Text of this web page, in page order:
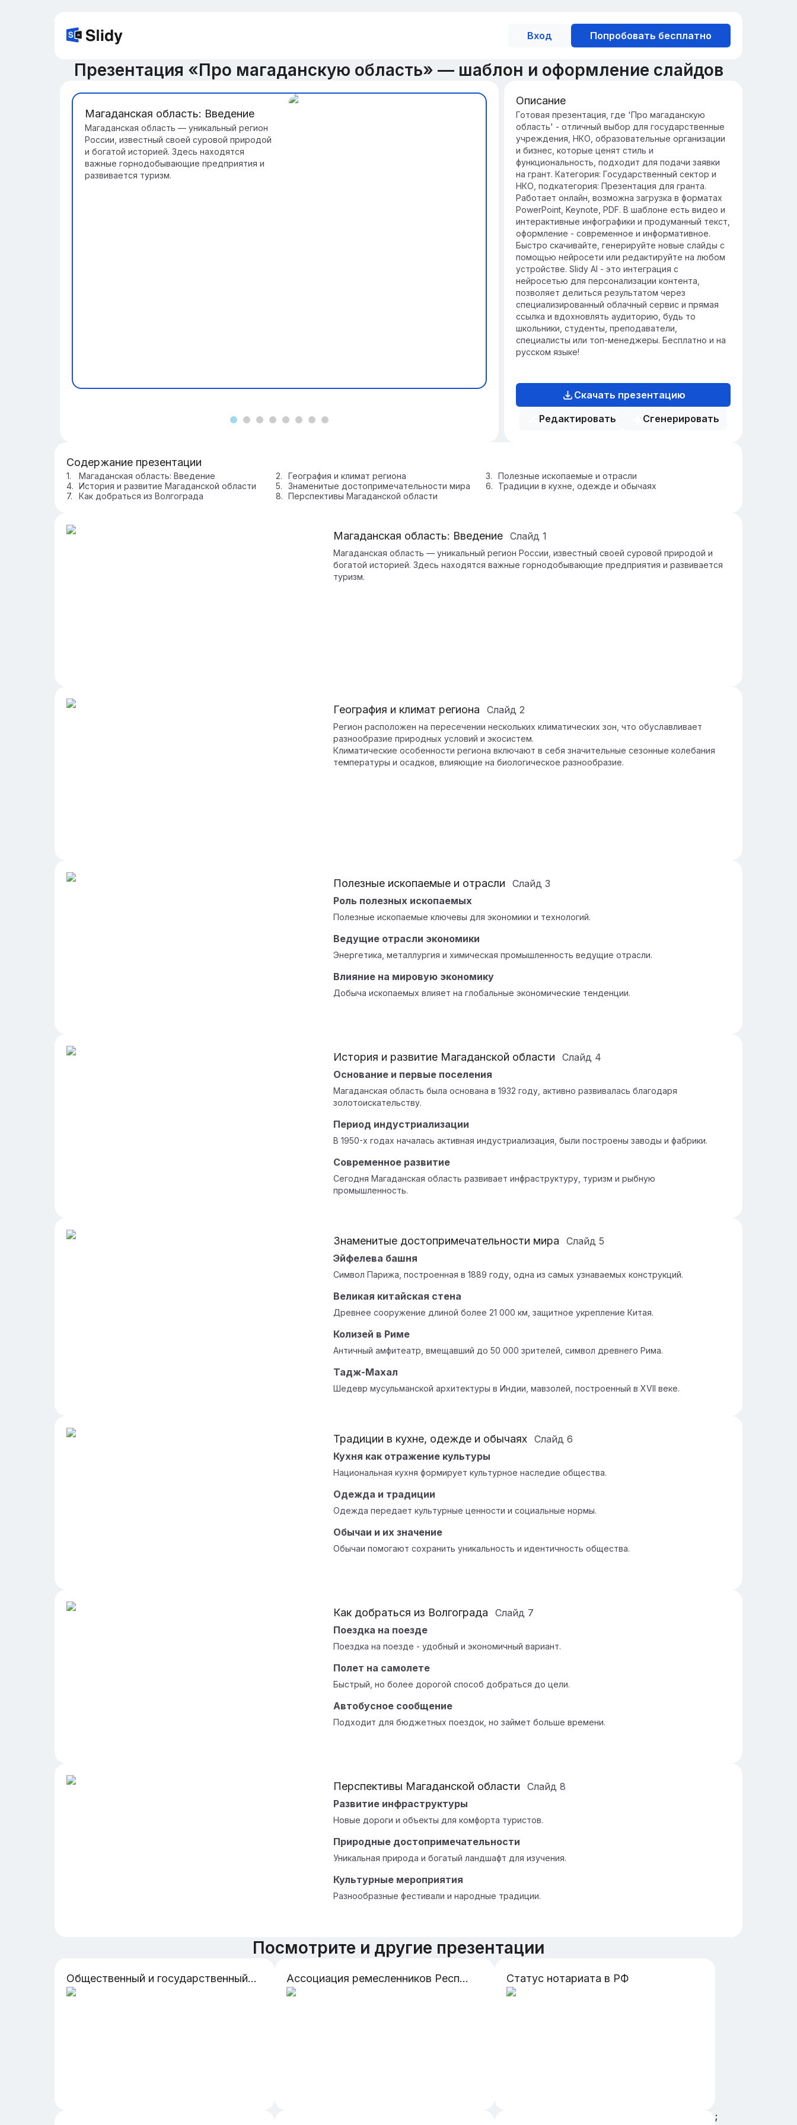
Вход Попробовать бесплатно
Презентация «Про магаданскую область» — шаблон и оформление слайдов
Магаданская область: Введение
Магаданская область — уникальный регион
России, известный своей суровой природой
и богатой историей. Здесь находятся
важные горнодобывающие предприятия и
развивается туризм.
География и климат региона
Регион расположен на пересечении
нескольких климатических зон, что
обуславливает разнообразие природных
условий и экосистем.
Климатические особенности региона
включают в себя значительные сезонные
колебания температуры и осадков,
влияющие на биологическое разнообразие.
Описание
Готовая презентация, где 'Про магаданскую
область' - отличный выбор для государственные
учреждения, НКО, образовательные организации
и бизнес, которые ценят стиль и
функциональность, подходит для подачи заявки
на грант. Категория: Государственный сектор и
НКО, подкатегория: Презентация для гранта.
Работает онлайн, возможна загрузка в форматах
PowerPoint, Keynote, PDF. В шаблоне есть видео и
интерактивные инфографики и продуманный текст,
оформление - современное и информативное.
Быстро скачивайте, генерируйте новые слайды с
помощью нейросети или редактируйте на любом
устройстве. Slidy AI - это интеграция с
нейросетью для персонализации контента,
позволяет делиться результатом через
специализированный облачный сервис и прямая
ссылка и вдохновлять аудиторию, будь то
школьники, студенты, преподаватели,
специалисты или топ-менеджеры. Бесплатно и на
русском языке!
Скачать презентацию
Редактировать
Сгенерировать
Содержание презентации
Магаданская область: Введение География и климат региона
Полезные ископаемые и отрасли
История и развитие Магаданской области
Знаменитые достопримечательности мира
Традиции в кухне, одежде и обычаях
Как добраться из Волгограда
Перспективы Магаданской области
Магаданская область: Введение Слайд 1
Магаданская область — уникальный регион России, известный своей суровой природой и
богатой историей. Здесь находятся важные горнодобывающие предприятия и развивается
туризм.
География и климат региона Слайд 2
Регион расположен на пересечении нескольких климатических зон, что обуславливает
разнообразие природных условий и экосистем.
Климатические особенности региона включают в себя значительные сезонные колебания
температуры и осадков, влияющие на биологическое разнообразие.
Полезные ископаемые и отрасли Слайд 3
Роль полезных ископаемых
Полезные ископаемые ключевы для экономики и технологий.
Ведущие отрасли экономики
Энергетика, металлургия и химическая промышленность ведущие отрасли.
Влияние на мировую экономику
Добыча ископаемых влияет на глобальные экономические тенденции.
История и развитие Магаданской области Слайд 4
Основание и первые поселения
Магаданская область была основана в 1932 году, активно развивалась благодаря
золотоискательству.
Период индустриализации
В 1950-х годах началась активная индустриализация, были построены заводы и фабрики.
Современное развитие
Сегодня Магаданская область развивает инфраструктуру, туризм и рыбную
промышленность.
Знаменитые достопримечательности мира Слайд 5
Эйфелева башня
Символ Парижа, построенная в 1889 году, одна из самых узнаваемых конструкций.
Великая китайская стена
Древнее сооружение длиной более 21 000 км, защитное укрепление Китая.
Колизей в Риме
Античный амфитеатр, вмещавший до 50 000 зрителей, символ древнего Рима.
Тадж-Махал
Шедевр мусульманской архитектуры в Индии, мавзолей, построенный в XVII веке.
Традиции в кухне, одежде и обычаях Слайд 6
Кухня как отражение культуры
Национальная кухня формирует культурное наследие общества.
Одежда и традиции
Одежда передает культурные ценности и социальные нормы.
Обычаи и их значение
Обычаи помогают сохранить уникальность и идентичность общества.
Как добраться из Волгограда Слайд 7
Поездка на поезде
Поездка на поезде - удобный и экономичный вариант.
Полет на самолете
Быстрый, но более дорогой способ добраться до цели.
Автобусное сообщение
Подходит для бюджетных поездок, но займет больше времени.
Перспективы Магаданской области Слайд 8
Развитие инфраструктуры
Новые дороги и объекты для комфорта туристов.
Природные достопримечательности
Уникальная природа и богатый ландшафт для изучения.
Культурные мероприятия
Разнообразные фестивали и народные традиции.
Посмотрите и другие презентации
Общественный и государственный строй Владимиро-Суздальского княжества и Новгородской Руси Ассоциация ремесленников Республики Ингушетия Статус нотариата в РФ
;